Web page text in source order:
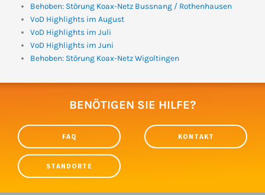
Behoben: Störung Koax-Netz Bussnang / Rothenhausen
VoD Highlights im August
VoD Highlights im Juli
VoD Highlights im Juni
Behoben: Störung Koax-Netz Wigoltingen
BENÖTIGEN SIE HILFE?
FAQ KONTAKT
STANDORTE